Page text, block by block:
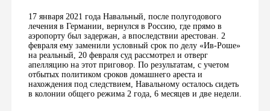
17 января 2021 года Навальный, после полугодового
лечения в Германии, вернулся в Россию, где прямо в
аэропорту был задержан, а впоследствии арестован. 2
февраля ему заменили условный срок по делу «Ив-Роше»
на реальный, 20 февраля суд рассмотрел и отверг
апелляцию на этот приговор. По результатам, с учетом
отбытых политиком сроков домашнего ареста и
нахождения под следствием, Навальному осталось сидеть
в колонии общего режима 2 года, 6 месяцев и две недели.